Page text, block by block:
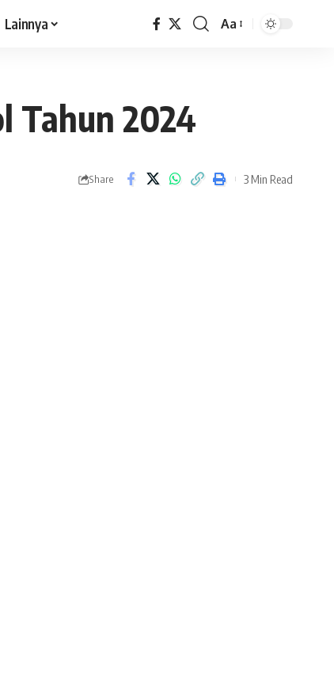
Lainnya Aa
Tahun 2024
Share 3 Min Read